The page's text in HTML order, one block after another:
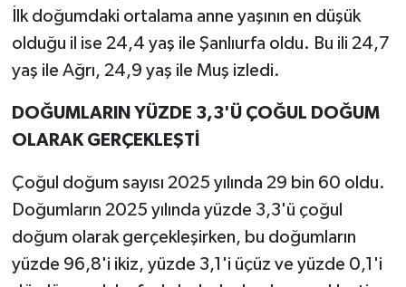
İlk doğumdaki ortalama anne yaşının en düşük
olduğu il ise 24,4 yaş ile Şanlıurfa oldu. Bu ili 24,7
yaş ile Ağrı, 24,9 yaş ile Muş izledi.
DOĞUMLARIN YÜZDE 3,3'Ü ÇOĞUL DOĞUM
OLARAK GERÇEKLEŞTİ
Çoğul doğum sayısı 2025 yılında 29 bin 60 oldu.
Doğumların 2025 yılında yüzde 3,3'ü çoğul
doğum olarak gerçekleşirken, bu doğumların
yüzde 96,8'i ikiz, yüzde 3,1'i üçüz ve yüzde 0,1'i